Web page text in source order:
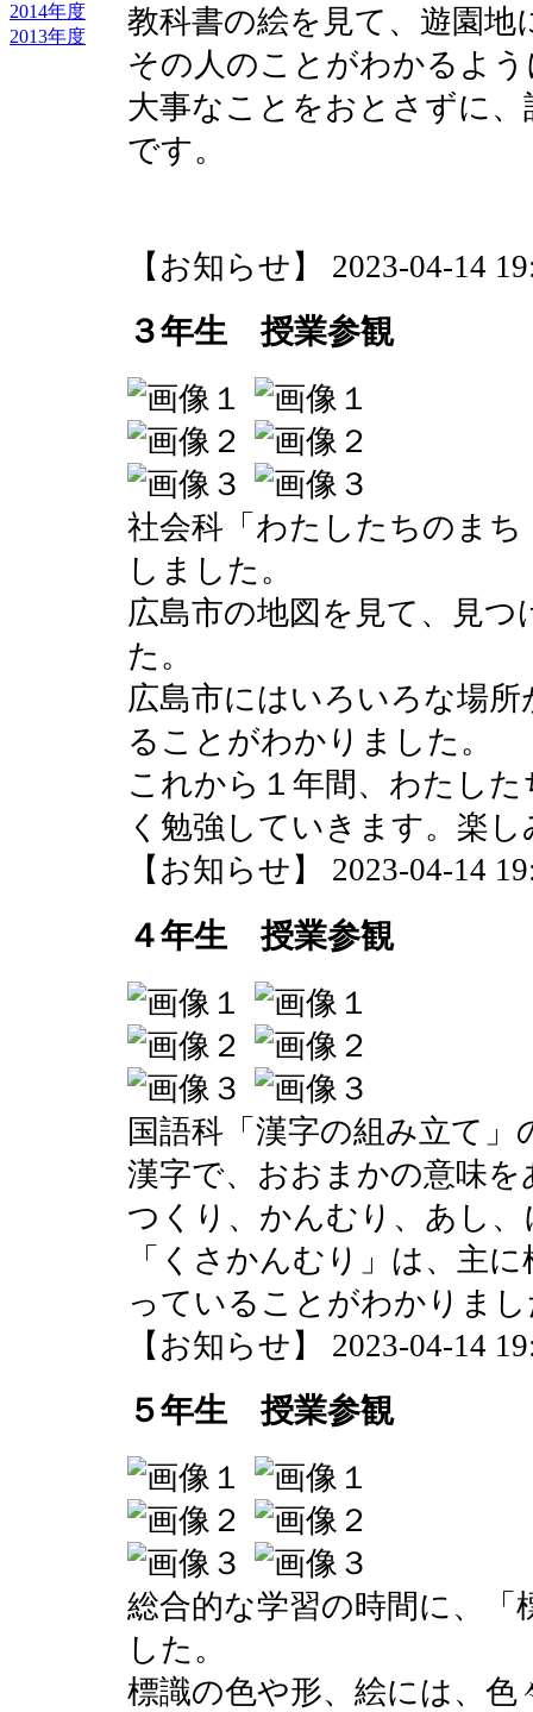
2014年度
2013年度
教科書の絵を見て、遊園
その人のことがわかるよ
大事なことをおとさずに
です。
【お知らせ】 2023-04-14
３年生 授業参観
社会科「わたしたちのま
しました。
広島市の地図を見て、見
た。
広島市にはいろいろな場
ることがわかりました。
これから１年間、わたし
く勉強していきます。楽
【お知らせ】 2023-04-14
４年生 授業参観
国語科「漢字の組み立て
漢字で、おおまかの意味
つくり、かんむり、あし
「くさかんむり」は、主
っていることがわかりま
【お知らせ】 2023-04-14
５年生 授業参観
総合的な学習の時間に、
した。
標識の色や形、絵には、